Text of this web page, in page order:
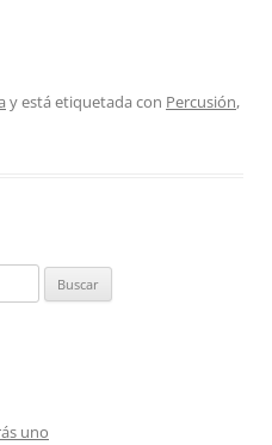
y está etiquetada con Percusión,
uno